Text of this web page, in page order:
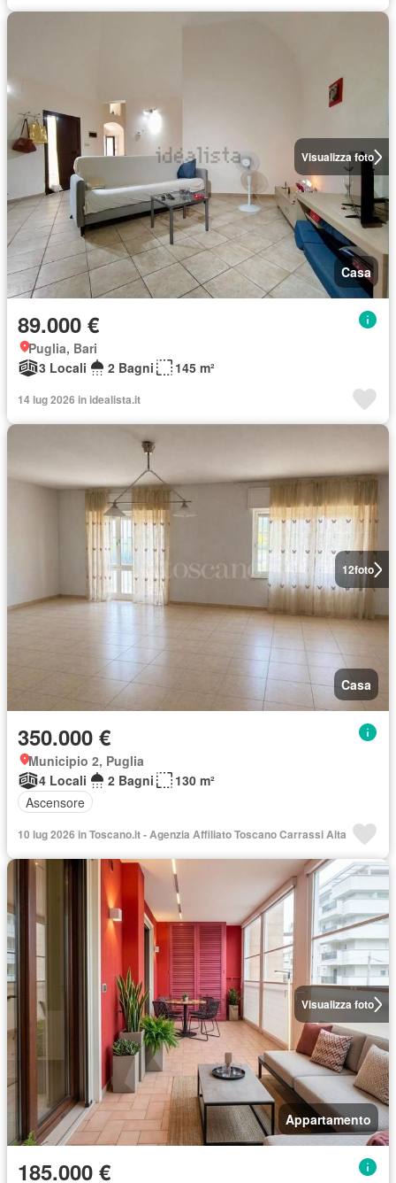
Visualizza foto
Casa
89.000 €
Puglia, Bari
3 Locali
2 Bagni 145 m²
14 lug 2026 in idealista.it
12foto
Casa
350.000 €
Municipio 2, Puglia
4 Locali
2 Bagni
130 m²
Ascensore
10 lug 2026 in Toscano.it - Agenzia Affiliato Toscano Carrassi Alta
Visualizza foto
Appartamento
185.000 €